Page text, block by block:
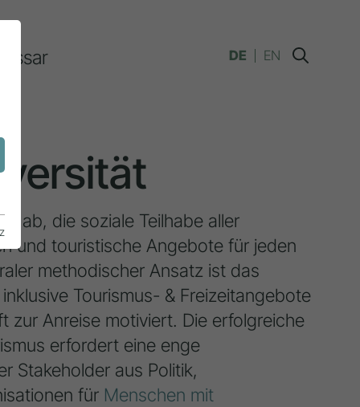
DE EN
ab, die soziale Teilhabe aller
und touristische Angebote für jeden
methodischer Ansatz ist das
Tourismus- & Freizeitangebote
zur Anreise motiviert. Die erfolgreiche
erfordert eine enge
Stakeholder aus Politik,
für Menschen mit